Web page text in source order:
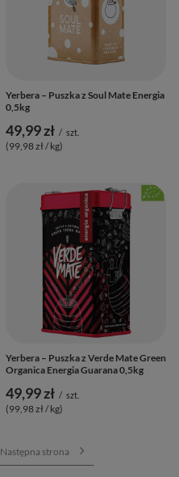
Yerbera – Puszka z Soul Mate Energia
0,5kg
49,99 zł / szt.
(99,98 zł / kg)
Yerbera – Puszka z Verde Mate Green
Organica Energia Guarana 0,5kg
49,99 zł / szt.
(99,98 zł / kg)
Następna strona